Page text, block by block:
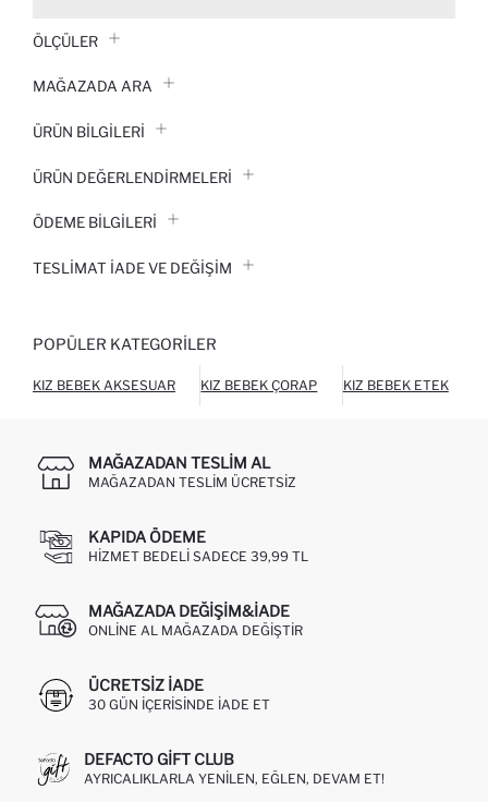
ÖLÇÜLER
MAĞAZADA ARA
ÜRÜN BILGILERI
ÜRÜN DEĞERLENDİRMELERİ
ÖDEME BİLGİLERİ
TESLIMAT İADE VE DEĞIŞIM
POPÜLER KATEGORILER
KIZ BEBEK AKSESUAR KIZ BEBEK ÇORAP KIZ BEBEK ETEK
MAĞAZADAN TESLIM AL
MAĞAZADAN TESLIM ÜCRETSIZ
KAPIDA ÖDEME
HIZMET BEDELI SADECE 39,99 TL
MAĞAZADA DEĞIŞIM&İADE
ONLINE AL MAĞAZADA DEĞIŞTIR
ÜCRETSIZ IADE
30 GÜN IÇERISINDE IADE ET
DEFACTO GIFT CLUB
AYRICALIKLARLA YENILEN, EĞLEN, DEVAM ET!